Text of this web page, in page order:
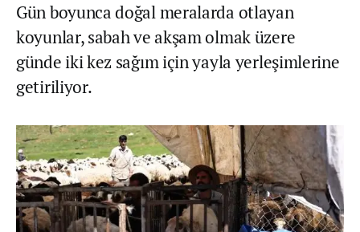
Gün boyunca doğal meralarda otlayan
koyunlar, sabah ve akşam olmak üzere
günde iki kez sağım için yayla yerleşimlerine
getiriliyor.